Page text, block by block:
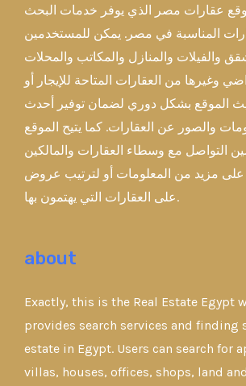
عقارات مصر الذي يوفر خدمات البحث
المناسبة في مصر. يمكن للمستخدمين
والفيلات والمنازل والمكاتب والمحلات
وغيرها من العقارات المتاحة للإيجار أو
الموقع بشكل دوري لضمان توفير أحدث
والصور عن العقارات. كما يتيح الموقع
التواصل مع وسطاء العقارات والمالكين
مزيد من المعلومات أو لترتيب عروض
على العقارات التي يهتمون بها.
about
Exactly, this is the Real Estate Egypt
provides search services and finding
estate in Egypt. Users can search for
villas, houses, offices, shops, land